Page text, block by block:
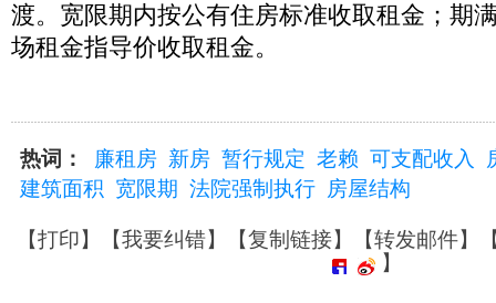
渡。宽限期内按公有住房标准收取租金；期
场租金指导价收取租金。
热词： 廉租房 新房 暂行规定 老赖 可支配收入
建筑面积 宽限期 法院强制执行 房屋结构
【打印】【我要纠错】【复制链接】【转发邮件】
】